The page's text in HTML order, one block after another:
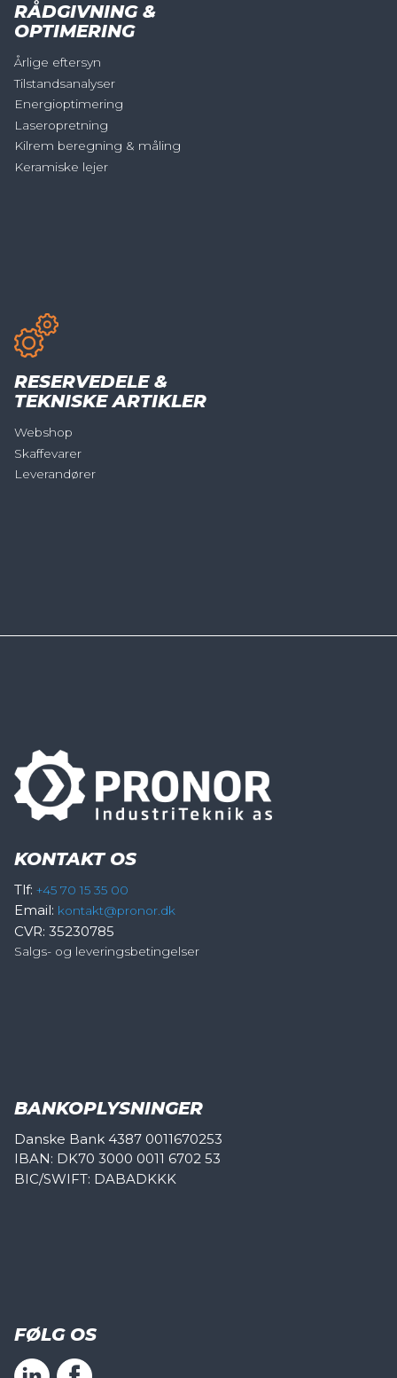
RÅDGIVNING &
OPTIMERING
Årlige eftersyn
Tilstandsanalyser
Energioptimering
Laseropretning
Kilrem beregning & måling
Keramiske lejer
RESERVEDELE &
TEKNISKE ARTIKLER
Webshop
Skaffevarer
Leverandører
KONTAKT OS
Tlf: +45 70 15 35 00
Email: kontakt@pronor.dk
CVR: 35230785
Salgs- og leveringsbetingelser
BANKOPLYSNINGER
Danske Bank 4387 0011670253
IBAN: DK70 3000 0011 6702 53
BIC/SWIFT: DABADKKK
FØLG OS